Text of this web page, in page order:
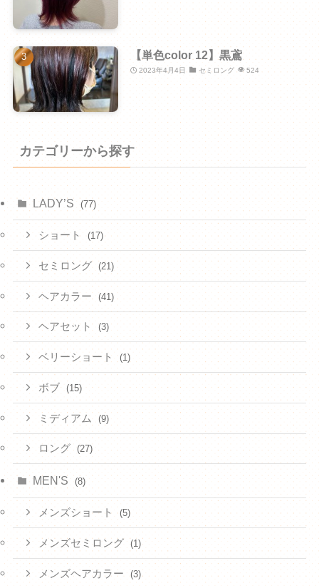
【単色color 12】黒鳶
2023年4月4日 セミロング 524
カテゴリーから探す
LADY’S (77)
ショート (17)
セミロング (21)
ヘアカラー (41)
ヘアセット (3)
ベリーショート (1)
ボブ (15)
ミディアム (9)
ロング (27)
MEN'S (8)
メンズショート (5)
メンズセミロング (1)
メンズヘアカラー (3)